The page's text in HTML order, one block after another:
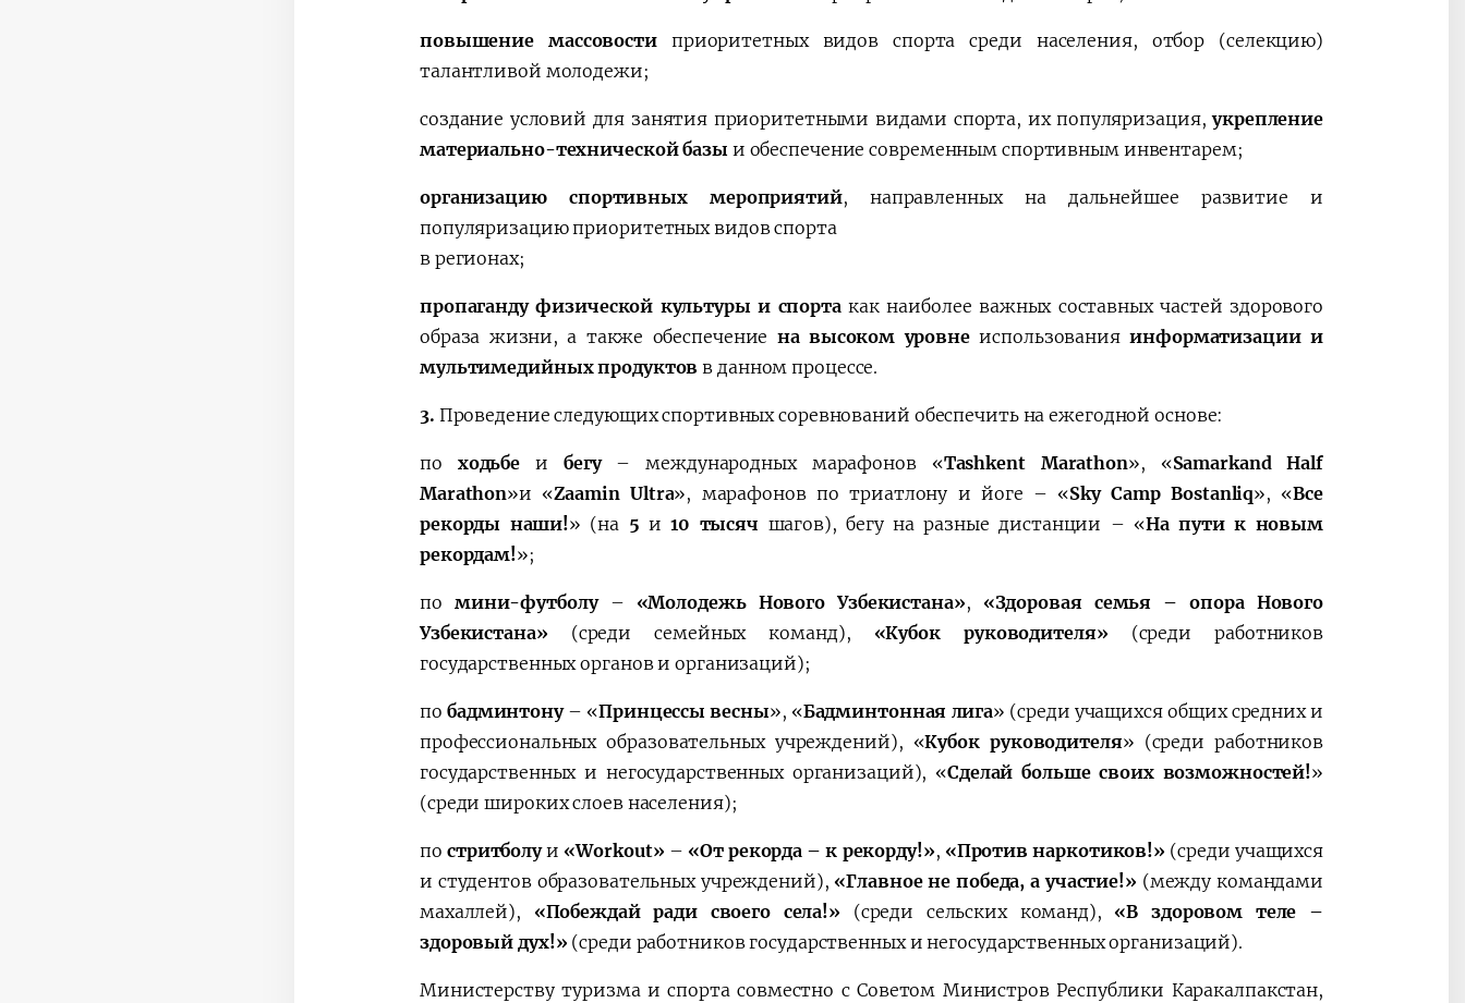
повышение массовости приоритетных видов спорта среди населения, отбор (селекцию)
талантливой молодежи;
создание условий для занятия приоритетными видами спорта, их популяризация,укрепление
материально-технической базыи обеспечение современным спортивным инвентарем;
организацию спортивных мероприятий, направленных на дальнейшее развитие и
популяризацию приоритетных видов спорта
в регионах;
пропаганду физической культуры и спортакак наиболее важных составных частей здорового
образа жизни, а также обеспечение на высоком уровнеиспользованияинформатизации и
мультимедийных продуктов в данном процессе.
3. Проведение следующих спортивных соревнований обеспечить на ежегодной основе:
по ходьбеи бегу – международных марафонов «Tashkent Marathon», «Samarkand Half
Marathon»и «Zaamin Ultra», марафонов по триатлону и йоге – «Sky Camp Bostanliq», «Все
рекорды наши!» (на 5 и10 тысяч шагов), бегу на разные дистанции – «На пути к новым
рекордам!»;
по мини-футболу – «Молодежь Нового Узбекистана», «Здоровая семья – опора Нового
Узбекистана» (среди семейных команд), «Кубок руководителя» (среди работников
государственных органов и организаций);
по бадминтону– «Принцессы весны», «Бадминтонная лига» (среди учащихся общих средних и
профессиональных образовательных учреждений), «Кубок руководителя» (среди работников
государственных и негосударственных организаций), «Сделай больше своих возможностей!»
(среди широких слоев населения);
постритболуи«Workоut» – «От рекорда – к рекорду!», «Против наркотиков!» (среди учащихся
и студентов образовательных учреждений),«Главное не победа, а участие!» (между командами
махаллей), «Побеждай ради своего села!» (среди сельских команд),«В здоровом теле –
здоровый дух!» (среди работников государственных и негосударственных организаций).
Министерству туризма и спорта совместно с Советом Министров Республики Каракалпакстан,